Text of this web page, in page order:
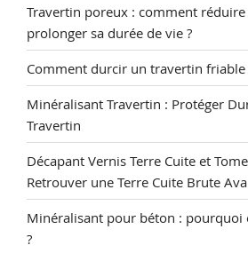
Travertin poreux : comment réduire
prolonger sa durée de vie ?
Comment durcir un travertin friable
Minéralisant Travertin : Protéger
Travertin
Décapant Vernis Terre Cuite et
Retrouver une Terre Cuite Brute
Minéralisant pour béton : pourquoi
?